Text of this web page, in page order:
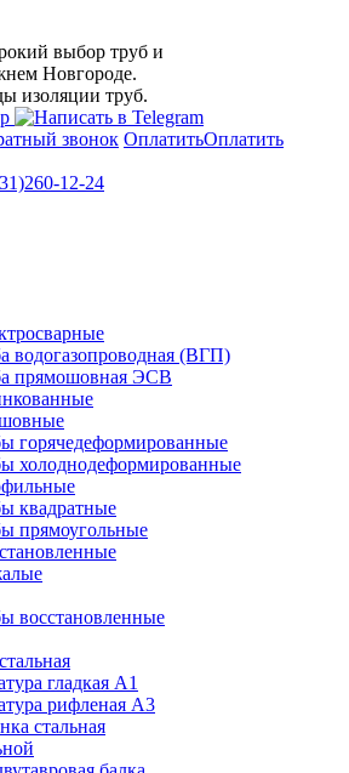
выбор труб и
Новгороде.
изоляции труб.
звонок ОплатитьОплатить
12-24
водогазопроводная (ВГП)
прямошовная ЭСВ
горячедеформированные
холоднодеформированные
квадратные
прямоугольные
восстановленные
гладкая А1
рифленая А3
стальная